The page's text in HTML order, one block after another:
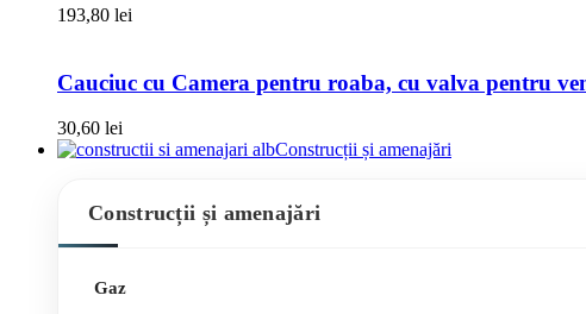
193,80 lei
Cauciuc cu Camera pentru roaba, cu valva pentru
30,60 lei
Construcții și amenajări
Construcții și amenajări
Gaz